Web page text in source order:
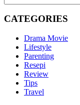
CATEGORIES
Drama Movie
Lifestyle
Parenting
Resepi
Review
Tips
Travel